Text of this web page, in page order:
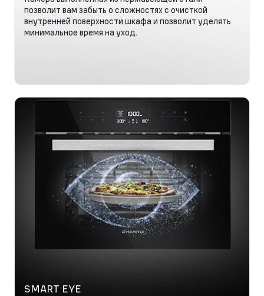
позволит вам забыть о сложностях с очисткой
внутренней поверхности шкафа и позволит уделять
минимальное время на уход.
SMART EYE